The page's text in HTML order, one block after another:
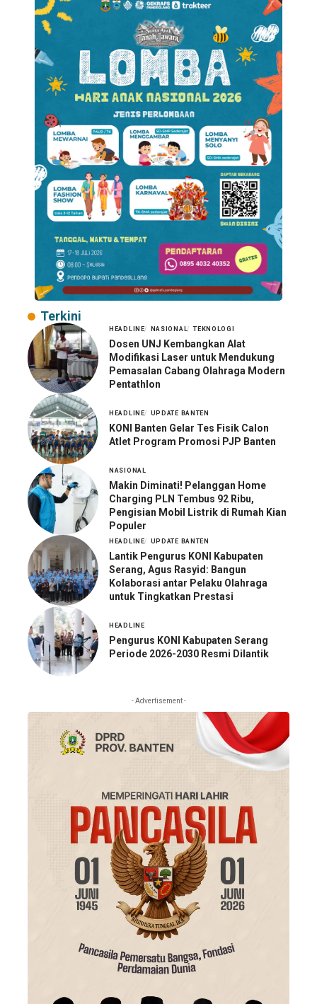
Terkini
HEADLINE NASIONAL TEKNOLOGI
Dosen UNJ Kembangkan Alat
Modifikasi Laser untuk Mendukung
Pemasalan Cabang Olahraga Modern
Pentathlon
HEADLINE UPDATE BANTEN
KONI Banten Gelar Tes Fisik Calon
Atlet Program Promosi PJP Banten
NASIONAL
Makin Diminati! Pelanggan Home
Charging PLN Tembus 92 Ribu,
Pengisian Mobil Listrik di Rumah Kian
Populer
HEADLINE UPDATE BANTEN
Lantik Pengurus KONI Kabupaten
Serang, Agus Rasyid: Bangun
Kolaborasi antar Pelaku Olahraga
untuk Tingkatkan Prestasi
HEADLINE
Pengurus KONI Kabupaten Serang
Periode 2026-2030 Resmi Dilantik
- Advertisement -